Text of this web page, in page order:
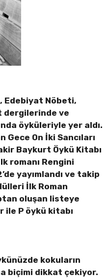
Edebiyat Nöbeti,
dergilerinde ve
öyküleriyle yer aldı.
Gece On İki Sancıları
Baykurt Öykü Kitabı
romanı Rengini
yayımlandı ve takip
İlk Roman
oluşan listeye
ile P öykü kitabı
kokuların
biçimi dikkat çekiyor.